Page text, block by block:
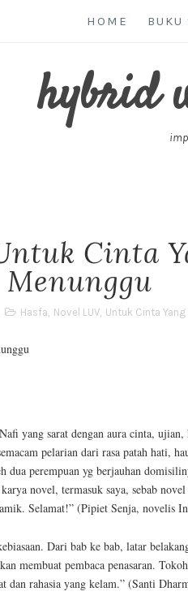
HOME BUKU
hybrid
Cinta
Menunggu
Hasfa, Novel LUV, Untuk Cinta
yang sarat dengan aura cinta,
pelarian dari rasa patah hati,
perempuan yg berjauhan
novel, termasuk saya, sebab
Selamat!” (Pipiet Senja, novelis
Dari bab ke bab, latar
membuat pembaca penasaran.
dan rahasia yang kelam.” (Santi